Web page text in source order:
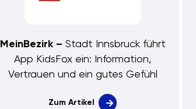
MeinBezirk – Stadt Innsbruck führt
App KidsFox ein: Information,
Vertrauen und ein gutes Gefühl
Zum Artikel